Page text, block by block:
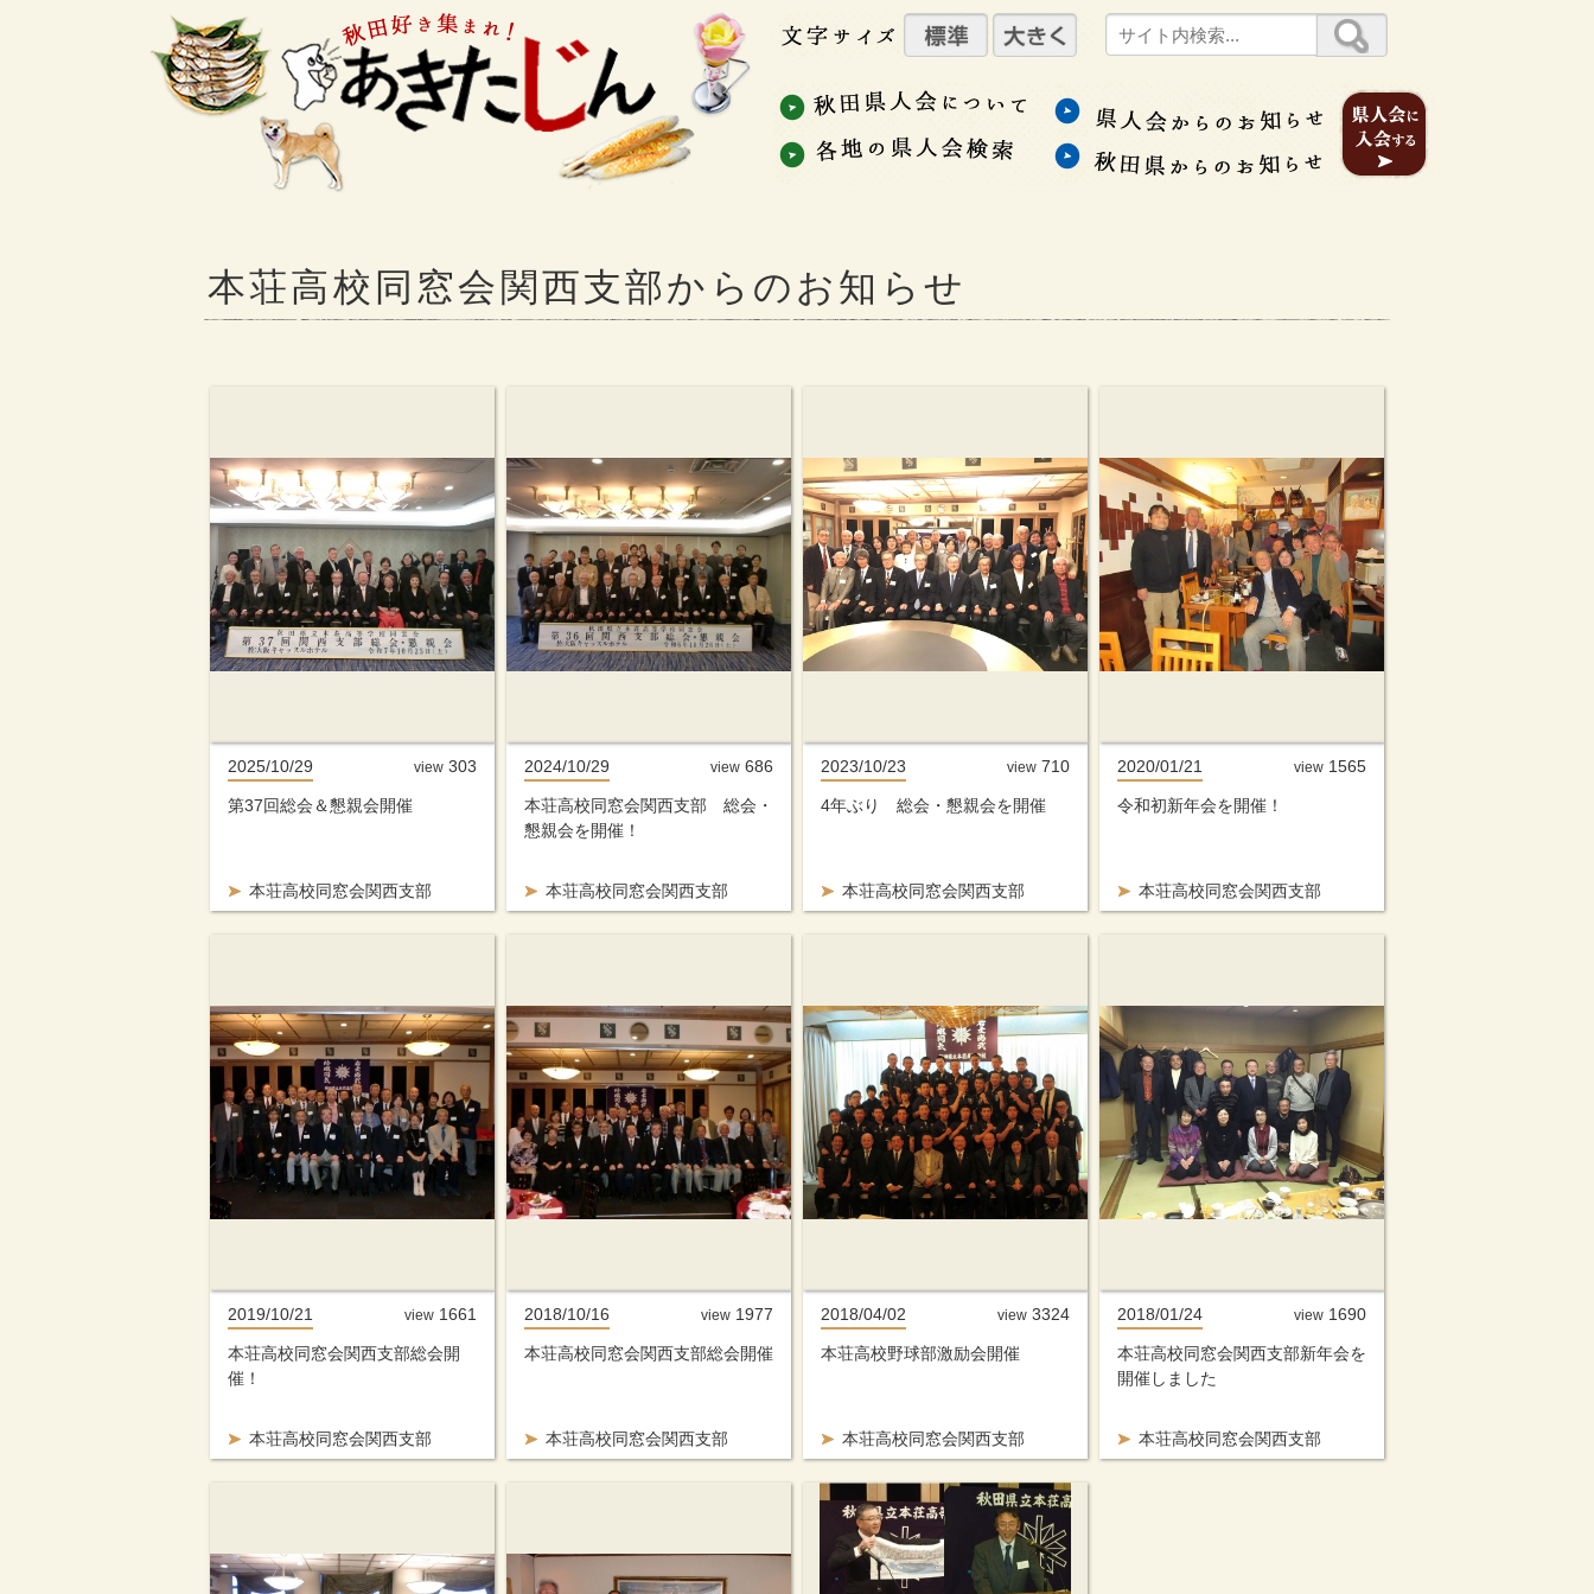
本荘高校同窓会関西支部からのお知らせ
2025/10/29
本荘高校同窓会関西支部
第37回総会＆懇親会開催
view 303 2024/10/29
本荘高校同窓会関西支部
本荘高校同窓会関西支部 総会・
懇親会を開催！
view 686 2023/10/23
本荘高校同窓会関西支部
4年ぶり 総会・懇親会を開催
view 710 2020/01/21
本荘高校同窓会関西支部
令和初新年会を開催！
view 1565
2019/10/21
本荘高校同窓会関西支部
本荘高校同窓会関西支部総会開
催！
view 1661 2018/10/16
本荘高校同窓会関西支部
本荘高校同窓会関西支部総会開催
view 1977 2018/04/02
本荘高校同窓会関西支部
本荘高校野球部激励会開催
view 3324 2018/01/24
本荘高校同窓会関西支部
本荘高校同窓会関西支部新年会を
開催しました
view 1690